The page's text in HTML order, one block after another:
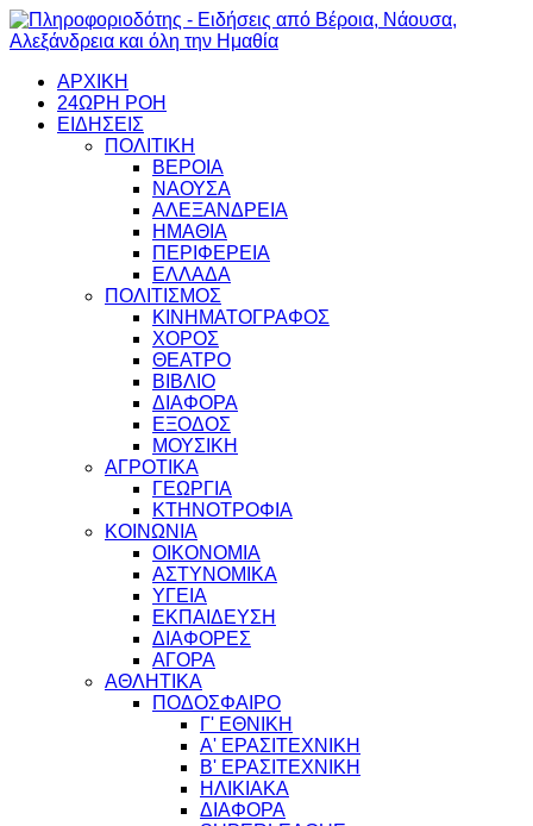
ΑΡΧΙΚΗ
24ΩΡΗ ΡΟΗ
ΕΙΔΗΣΕΙΣ
ΠΟΛΙΤΙΚΗ
ΒΕΡΟΙΑ
ΝΑΟΥΣΑ
ΑΛΕΞΑΝΔΡΕΙΑ
ΗΜΑΘΙΑ
ΠΕΡΙΦΕΡΕΙΑ
ΕΛΛΑΔΑ
ΠΟΛΙΤΙΣΜΟΣ
ΚΙΝΗΜΑΤΟΓΡΑΦΟΣ
ΧΟΡΟΣ
ΘΕΑΤΡΟ
ΒΙΒΛΙΟ
ΔΙΑΦΟΡΑ
ΕΞΟΔΟΣ
ΜΟΥΣΙΚΗ
ΑΓΡΟΤΙΚΑ
ΓΕΩΡΓΙΑ
ΚΤΗΝΟΤΡΟΦΙΑ
ΚΟΙΝΩΝΙΑ
ΟΙΚΟΝΟΜΙΑ
ΑΣΤΥΝΟΜΙΚΑ
ΥΓΕΙΑ
ΕΚΠΑΙΔΕΥΣΗ
ΔΙΑΦΟΡΕΣ
ΑΓΟΡΑ
ΑΘΛΗΤΙΚΑ
ΠΟΔΟΣΦΑΙΡΟ
Γ' ΕΘΝΙΚΗ
Α' ΕΡΑΣΙΤΕΧΝΙΚΗ
Β' ΕΡΑΣΙΤΕΧΝΙΚΗ
ΗΛΙΚΙΑΚΑ
ΔΙΑΦΟΡΑ